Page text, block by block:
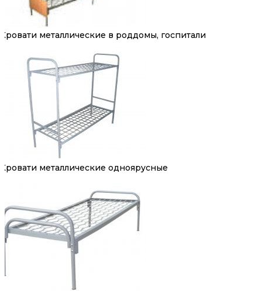
Кровати металлические в роддомы, госпитали
Кровати металлические одноярусные